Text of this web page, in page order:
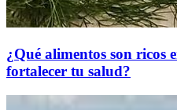
¿Qué alimentos son ricos
fortalecer tu salud?